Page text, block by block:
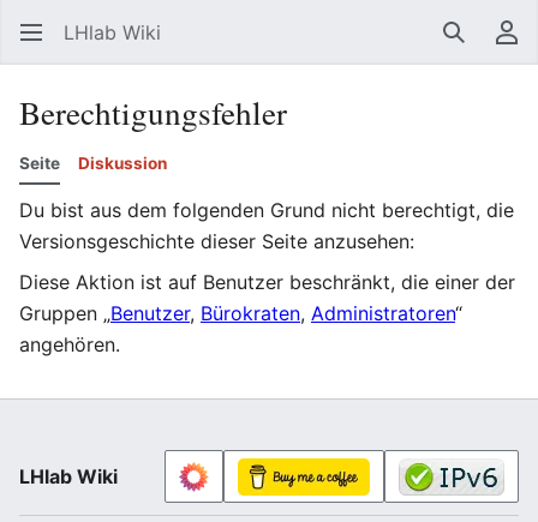
LHlab Wiki Suchen
Berechtigungsfehler
Seite Diskussion
Du bist aus dem folgenden Grund nicht berechtigt, die
Versionsgeschichte dieser Seite anzusehen:
Diese Aktion ist auf Benutzer beschränkt, die einer der
Gruppen „Benutzer, Bürokraten, Administratoren“
angehören.
LHlab Wiki